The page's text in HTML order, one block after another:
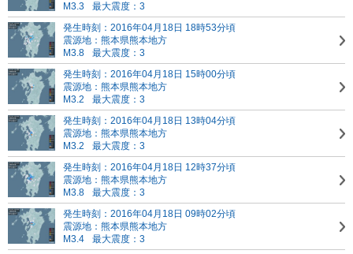
M3.3
最大震度：3
発生時刻：2016年04月18日 18時53分頃
震源地：熊本県熊本地方
M3.8
最大震度：3
発生時刻：2016年04月18日 15時00分頃
震源地：熊本県熊本地方
M3.2
最大震度：3
発生時刻：2016年04月18日 13時04分頃
震源地：熊本県熊本地方
M3.2
最大震度：3
発生時刻：2016年04月18日 12時37分頃
震源地：熊本県熊本地方
M3.8
最大震度：3
発生時刻：2016年04月18日 09時02分頃
震源地：熊本県熊本地方
M3.4
最大震度：3